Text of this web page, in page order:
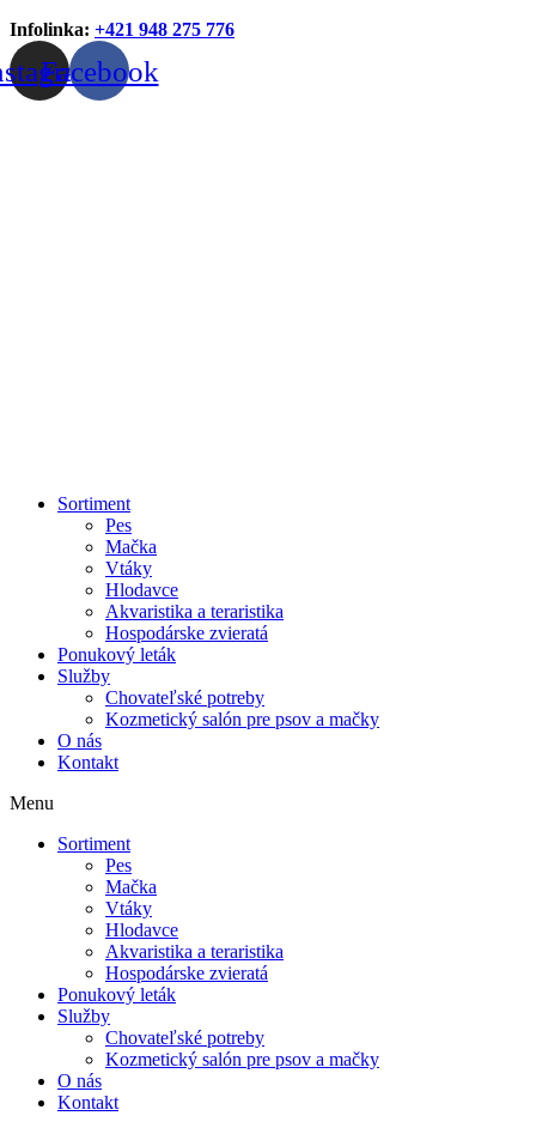
Infolinka: +421 948 275 776
Facebook
Sortiment
Pes
Mačka
Vtáky
Hlodavce
Akvaristika a teraristika
Hospodárske zvieratá
Ponukový leták
Služby
Chovateľské potreby
Kozmetický salón pre psov a mačky
O nás
Kontakt
Menu
Sortiment
Pes
Mačka
Vtáky
Hlodavce
Akvaristika a teraristika
Hospodárske zvieratá
Ponukový leták
Služby
Chovateľské potreby
Kozmetický salón pre psov a mačky
O nás
Kontakt